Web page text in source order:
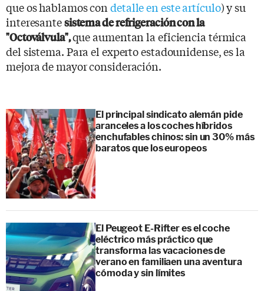
que os hablamos condetalle en este artículo) y su
interesantesistema de refrigeración con la
"Octoválvula",que aumentan la eficiencia térmica
del sistema. Para el experto estadounidense, es la
mejora de mayor consideración.
El principal sindicato alemán pide
aranceles a los coches híbridos
enchufables chinos: sin un 30% más
baratos que los europeos
El Peugeot E-Rifter es el coche
eléctrico más práctico que
transforma las vacaciones de
verano en familiaen una aventura
cómoda y sin límites